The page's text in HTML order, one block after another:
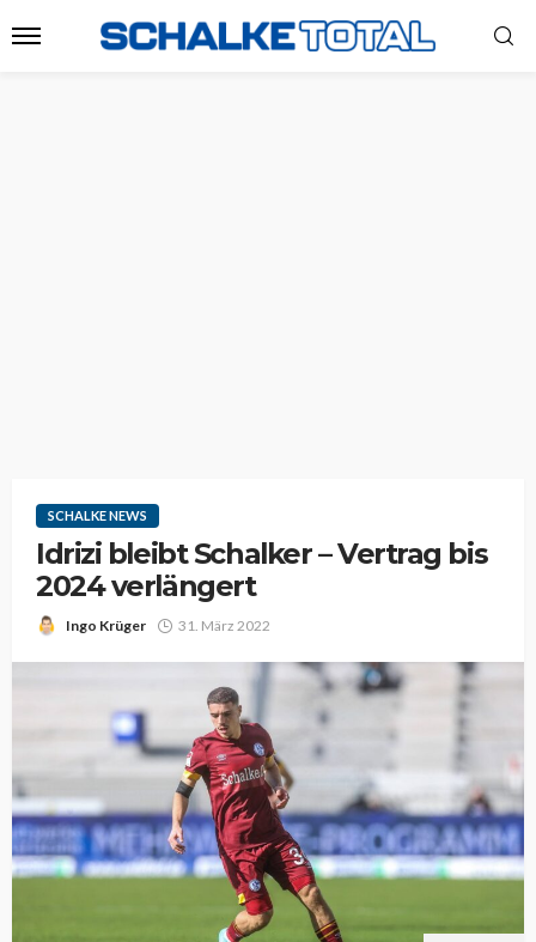
SCHALKE NEWS
Idrizi bleibt Schalker – Vertrag bis
2024 verlängert
Ingo Krüger 31. März 2022